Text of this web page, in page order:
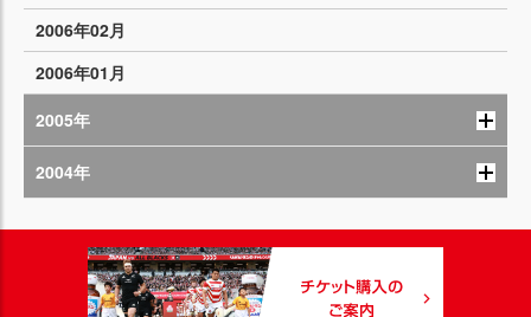
2006年02月
2006年01月
2005年
2004年